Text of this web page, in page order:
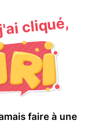
cliqué,
faire à une